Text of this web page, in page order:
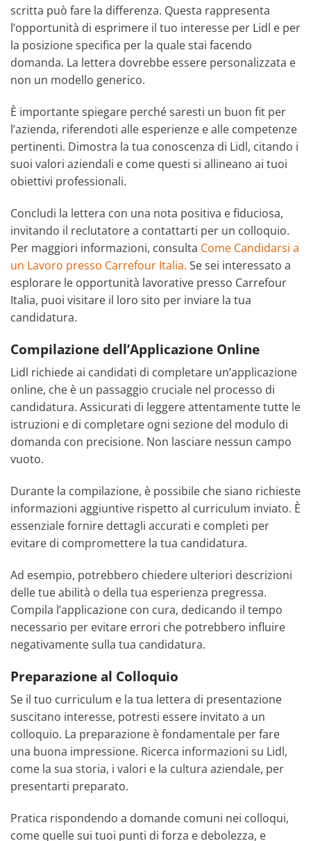
scritta può fare la differenza. Questa rappresenta
l’opportunità di esprimere il tuo interesse per Lidl e per
la posizione specifica per la quale stai facendo
domanda. La lettera dovrebbe essere personalizzata e
non un modello generico.
È importante spiegare perché saresti un buon fit per
l’azienda, riferendoti alle esperienze e alle competenze
pertinenti. Dimostra la tua conoscenza di Lidl, citando i
suoi valori aziendali e come questi si allineano ai tuoi
obiettivi professionali.
Concludi la lettera con una nota positiva e fiduciosa,
invitando il reclutatore a contattarti per un colloquio.
Per maggiori informazioni, consulta Come Candidarsi a
un Lavoro presso Carrefour Italia. Se sei interessato a
esplorare le opportunità lavorative presso Carrefour
Italia, puoi visitare il loro sito per inviare la tua
candidatura.
Compilazione dell’Applicazione Online
Lidl richiede ai candidati di completare un’applicazione
online, che è un passaggio cruciale nel processo di
candidatura. Assicurati di leggere attentamente tutte le
istruzioni e di completare ogni sezione del modulo di
domanda con precisione. Non lasciare nessun campo
vuoto.
Durante la compilazione, è possibile che siano richieste
informazioni aggiuntive rispetto al curriculum inviato. È
essenziale fornire dettagli accurati e completi per
evitare di compromettere la tua candidatura.
Ad esempio, potrebbero chiedere ulteriori descrizioni
delle tue abilità o della tua esperienza pregressa.
Compila l’applicazione con cura, dedicando il tempo
necessario per evitare errori che potrebbero influire
negativamente sulla tua candidatura.
Preparazione al Colloquio
Se il tuo curriculum e la tua lettera di presentazione
suscitano interesse, potresti essere invitato a un
colloquio. La preparazione è fondamentale per fare
una buona impressione. Ricerca informazioni su Lidl,
come la sua storia, i valori e la cultura aziendale, per
presentarti preparato.
Pratica rispondendo a domande comuni nei colloqui,
come quelle sui tuoi punti di forza e debolezza, e